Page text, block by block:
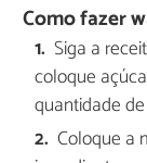
Como fazer
Siga a
coloque
quantidade
Coloque a